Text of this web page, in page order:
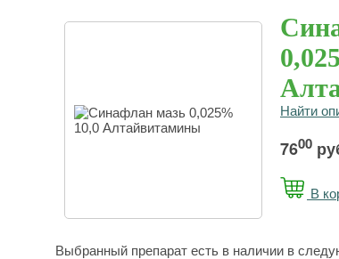
Найти
7600
В
Выбранный препарат есть в наличии в